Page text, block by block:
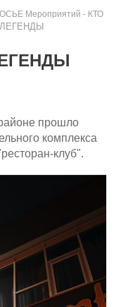
Мероприятий - КТО
прошло
комплекса
клуб".